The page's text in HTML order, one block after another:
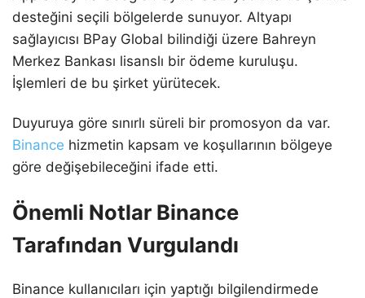
desteğini seçili bölgelerde sunuyor. Altyapı
sağlayıcısı BPay Global bilindiği üzere Bahreyn
Merkez Bankası lisanslı bir ödeme kuruluşu.
İşlemleri de bu şirket yürütecek.
Duyuruya göre sınırlı süreli bir promosyon da var.
Binance hizmetin kapsam ve koşullarının bölgeye
göre değişebileceğini ifade etti.
Önemli Notlar Binance
Tarafından Vurgulandı
Binance kullanıcıları için yaptığı bilgilendirmede